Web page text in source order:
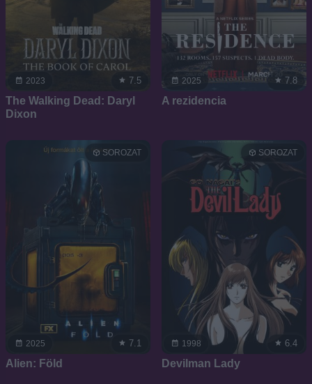
2023 7.5
The Walking Dead: Daryl
Dixon
2025 7.8
A rezidencia
2025
SOROZAT
7.1
Alien: Föld
1998
SOROZAT
6.4
Devilman Lady